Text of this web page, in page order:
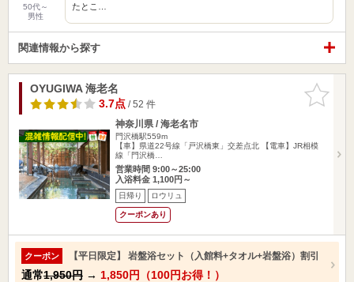
50代～
男性
たとこ…
関連情報から探す
お気に入
りに追加
OYUGIWA 海老名
3.7点/ 52 件
神奈川県 / 海老名市
門沢橋駅559m
【車】県道22号線「戸沢橋東」交差点北 【電車】JR相模
線「門沢橋…
営業時間 9:00～25:00
入浴料金 1,100円～
日帰り ロウリュ
クーポンあり
クーポン 【平日限定】 岩盤浴セット（入館料+タオル+岩盤浴）割引
通常1,950円 → 1,850円（100円お得！）